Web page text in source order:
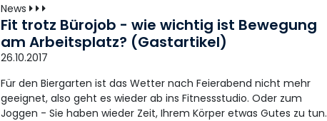
News
Fit trotz Bürojob - wie wichtig ist Bewegung
am Arbeitsplatz? (Gastartikel)
26.10.2017
Für den Biergarten ist das Wetter nach Feierabend nicht mehr
geeignet, also geht es wieder ab ins Fitnessstudio. Oder zum
Joggen - Sie haben wieder Zeit, Ihrem Körper etwas Gutes zu tun.